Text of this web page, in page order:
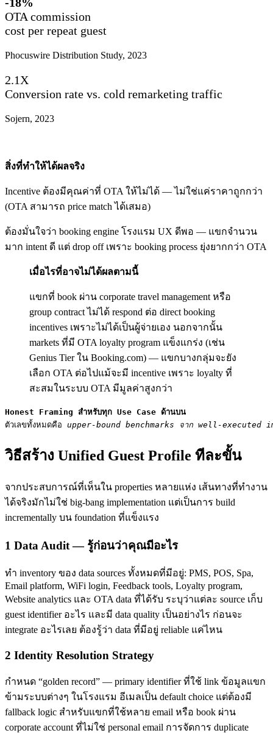
OTA commission
cost per repeat guest
Phocuswire Distribution Study, 2023
2.1X
Conversion rate vs. cold remarketing traffic
Sojern, 2023
สิ่งที่ทำให้ได้ผลจริง
Incentive ต้องมีคุณค่าที่ OTA ให้ไม่ได้ — ไม่ใช่แค่ราคาถูกกว่า
(OTA สามารถ price match ได้เสมอ)
ต้องมั่นใจว่า booking engine โรงแรม UX ดีพอ — แขกจำนวน
มาก intent ดี แต่ drop off เพราะ booking process ยุ่งยากกว่า OTA
เมื่อไรที่อาจไม่ได้ผลตามนี้
แขกที่ book ผ่าน corporate travel management หรือ
group contract ไม่ได้ respond ต่อ direct booking
incentives เพราะไม่ได้เป็นผู้จ่ายเอง นอกจากนั้น
markets ที่มี OTA loyalty program แข็งแกร่ง (เช่น
Genius Tier ใน Booking.com) — แขกบางกลุ่มจะยัง
เลือก OTA ต่อไปแม้จะมี incentive เพราะ loyalty ที่
สะสมในระบบ OTA มีมูลค่าสูงกว่า
Honest Framing สำหรับทุก Use Case ด้านบน
ตัวเลขทั้งหมดคือ upper-bound benchmarks จาก well-executed
วิธีสร้าง Unified Guest Profile ทีละขั้น
จากประสบการณ์ที่เห็นใน properties หลายแห่ง เส้นทางที่ทำงาน
ได้จริงมักไม่ใช่ big-bang implementation แต่เป็นการ build
incrementally บน foundation ที่แข็งแรง
1 Data Audit — รู้ก่อนว่าคุณมีอะไร
ทำ inventory ของ data sources ทั้งหมดที่มีอยู่: PMS, POS, Spa,
Email platform, WiFi login, Feedback tools, Loyalty program,
Website analytics และ OTA data ที่ได้รับ ระบุว่าแต่ละ source เก็บ
guest identifier อะไร และมี data quality เป็นอย่างไร ก่อนจะ
integrate อะไรเลย ต้องรู้ว่า data ที่มีอยู่ reliable แค่ไหน
2 Identity Resolution Strategy
กำหนด “golden record” — primary identifier ที่ใช้ link ข้อมูลแขก
ข้ามระบบต่างๆ ในโรงแรม อีเมลเป็น default choice แต่ต้องมี
fallback logic สำหรับแขกที่ใช้หลาย email หรือ book ผ่าน
corporate account ที่ไม่ใช่ personal email การจัดการ duplicate